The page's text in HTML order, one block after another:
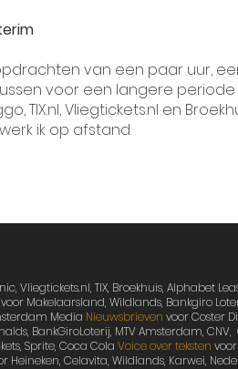
van een paar uur,
voor een langere periode
,TIX.nl, Vliegtickets.nl en
ik op afstand.
Vliegtickets.nl, TIX, Broekhuis, Alphabet
voor Makelaarsland, Wildlands, Bankgiro
Media Nieuwsbrieven voor Coster
BankGiroLoterij, MTV Amsterdam,
Sprite, Coca Cola Voice over teksten
Heineken, Celavita, Wildlands, Karwei,